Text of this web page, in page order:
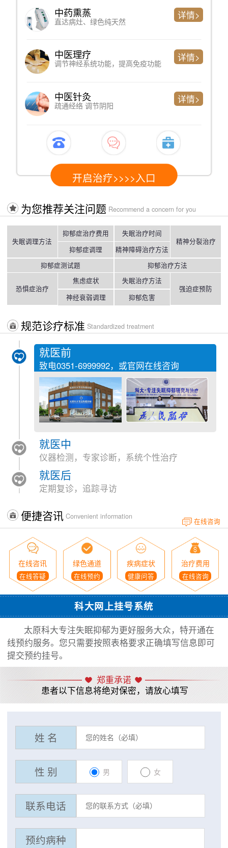
心理测评
判断精神问题严重程度、简单便捷
详情>
专家诊断
了解过往病史、制定科学检测方案
详情>
心电图检测
心脏健康情况，以排查躯体性因素
详情>
开启治疗>>>>入口
为您推荐关注问题 Recommend a concern for you
失眠调理方法
抑郁症治疗费用
抑郁症调理
失眠治疗时间
精神障碍治疗方法
精神分裂治疗
抑郁症测试题 抑郁治疗方法
恐惧症治疗
焦虑症状
神经衰弱调理
失眠治疗方法
抑郁危害
强迫症预防
规范诊疗标准 Standardized treatment
就医前
致电0351-6999992，或官网在线咨询
就医中
仪器检测，专家诊断，系统个性治疗
就医后
定期复诊，追踪寻访
便捷咨讯 Convenient information
在线咨询
在线咨讯
在线答疑
绿色通道
在线预约
疾病症状
健康问答
治疗费用
在线咨询
科大网上挂号系统
太原科大专注失眠抑郁为更好服务大众，特开通在
线预约服务。您只需要按照表格要求正确填写信息即可
提交预约挂号。
郑重承诺
患者以下信息将绝对保密，请放心填写
姓 名
性 别 男 女
联系电话
预约病种